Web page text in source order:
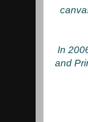
In
and